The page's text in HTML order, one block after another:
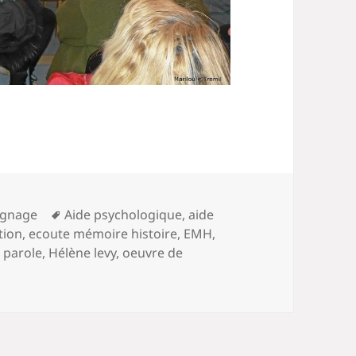
Mots-
clés
Aide psychologique,aide
, ecoute mémoire histoire, EMH,
parole, Hélène levy, oeuvre de